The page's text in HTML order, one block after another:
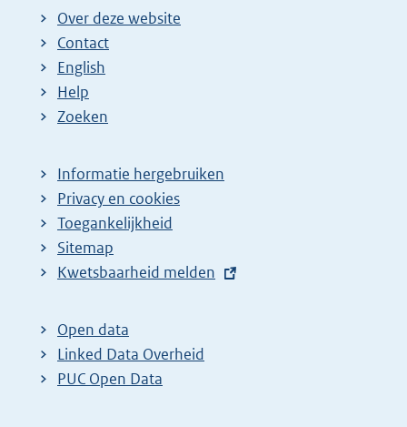
Over deze website
Contact
English
Help
Zoeken
Informatie hergebruiken
Privacy en cookies
Toegankelijkheid
Sitemap
E
t
e
r
Kwetsbaarheid melden
Open data
Linked Data Overheid
PUC Open Data